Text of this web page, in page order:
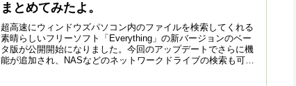
まとめてみたよ。
超高速にウィンドウズパソコン内のファイルを検索してくれる
素晴らしいフリーソフト「Everything」の新バージョンのベー
タ版が公開開始になりました。今回のアップデートでさらに機
能が追加され、NASなどのネットワークドライブの検索も可能